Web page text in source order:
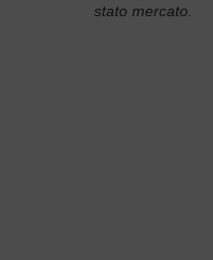
stato mercato.